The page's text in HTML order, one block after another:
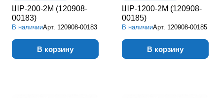
ШР-200-2М (120908-
00183)
В наличииАрт. 120908-00183
В корзину
ШР-1200-2М (120908-
00185)
В наличииАрт. 120908-00185
В корзину